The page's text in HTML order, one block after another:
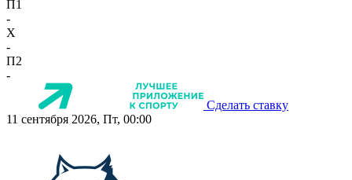
П1
-
X
-
П2
-
Сделать ставку
11 сентября 2026, Пт, 00:00